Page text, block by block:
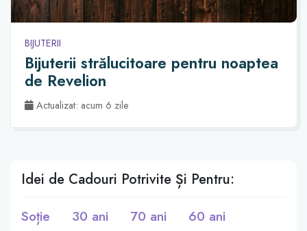
BIJUTERII
Bijuterii strălucitoare pentru noaptea
de Revelion
Actualizat: acum 6 zile
Idei de Cadouri Potrivite Și Pentru:
Soție 30 ani 70 ani
60 ani